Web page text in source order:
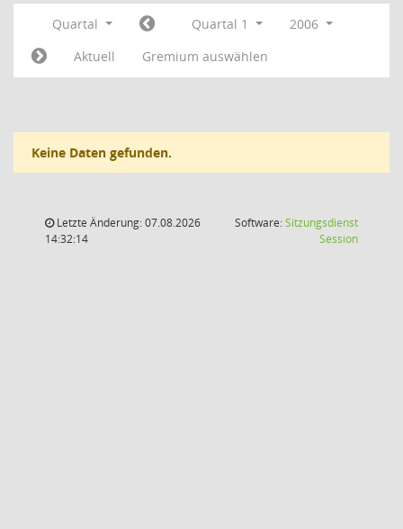
Quartal Quartal 1
2006
Aktuell
Gremium auswählen
Keine Daten gefunden.
Letzte Änderung: 07.08.2026
14:32:14
Software:Sitzungsdienst
Session(Wird in